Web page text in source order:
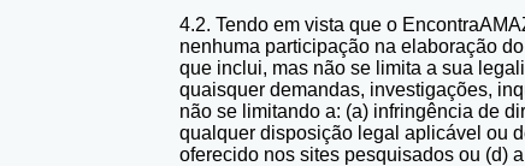
4.2. Tendo em vista que o
nenhuma participação na elaboração
que inclui, mas não se limita a sua
quaisquer demandas, investigações,
não se limitando a: (a) infringência de
qualquer disposição legal aplicável ou
oferecido nos sites pesquisados ou (d)